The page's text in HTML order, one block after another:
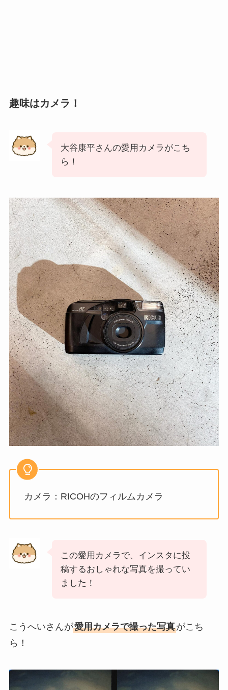
趣味はカメラ！
大谷康平さんの愛用カメラがこち
ら！
カメラ：RICOHのフィルムカメラ
この愛用カメラで、インスタに投
稿するおしゃれな写真を撮ってい
ました！
こうへいさんが愛用カメラで撮った写真がこち
ら！